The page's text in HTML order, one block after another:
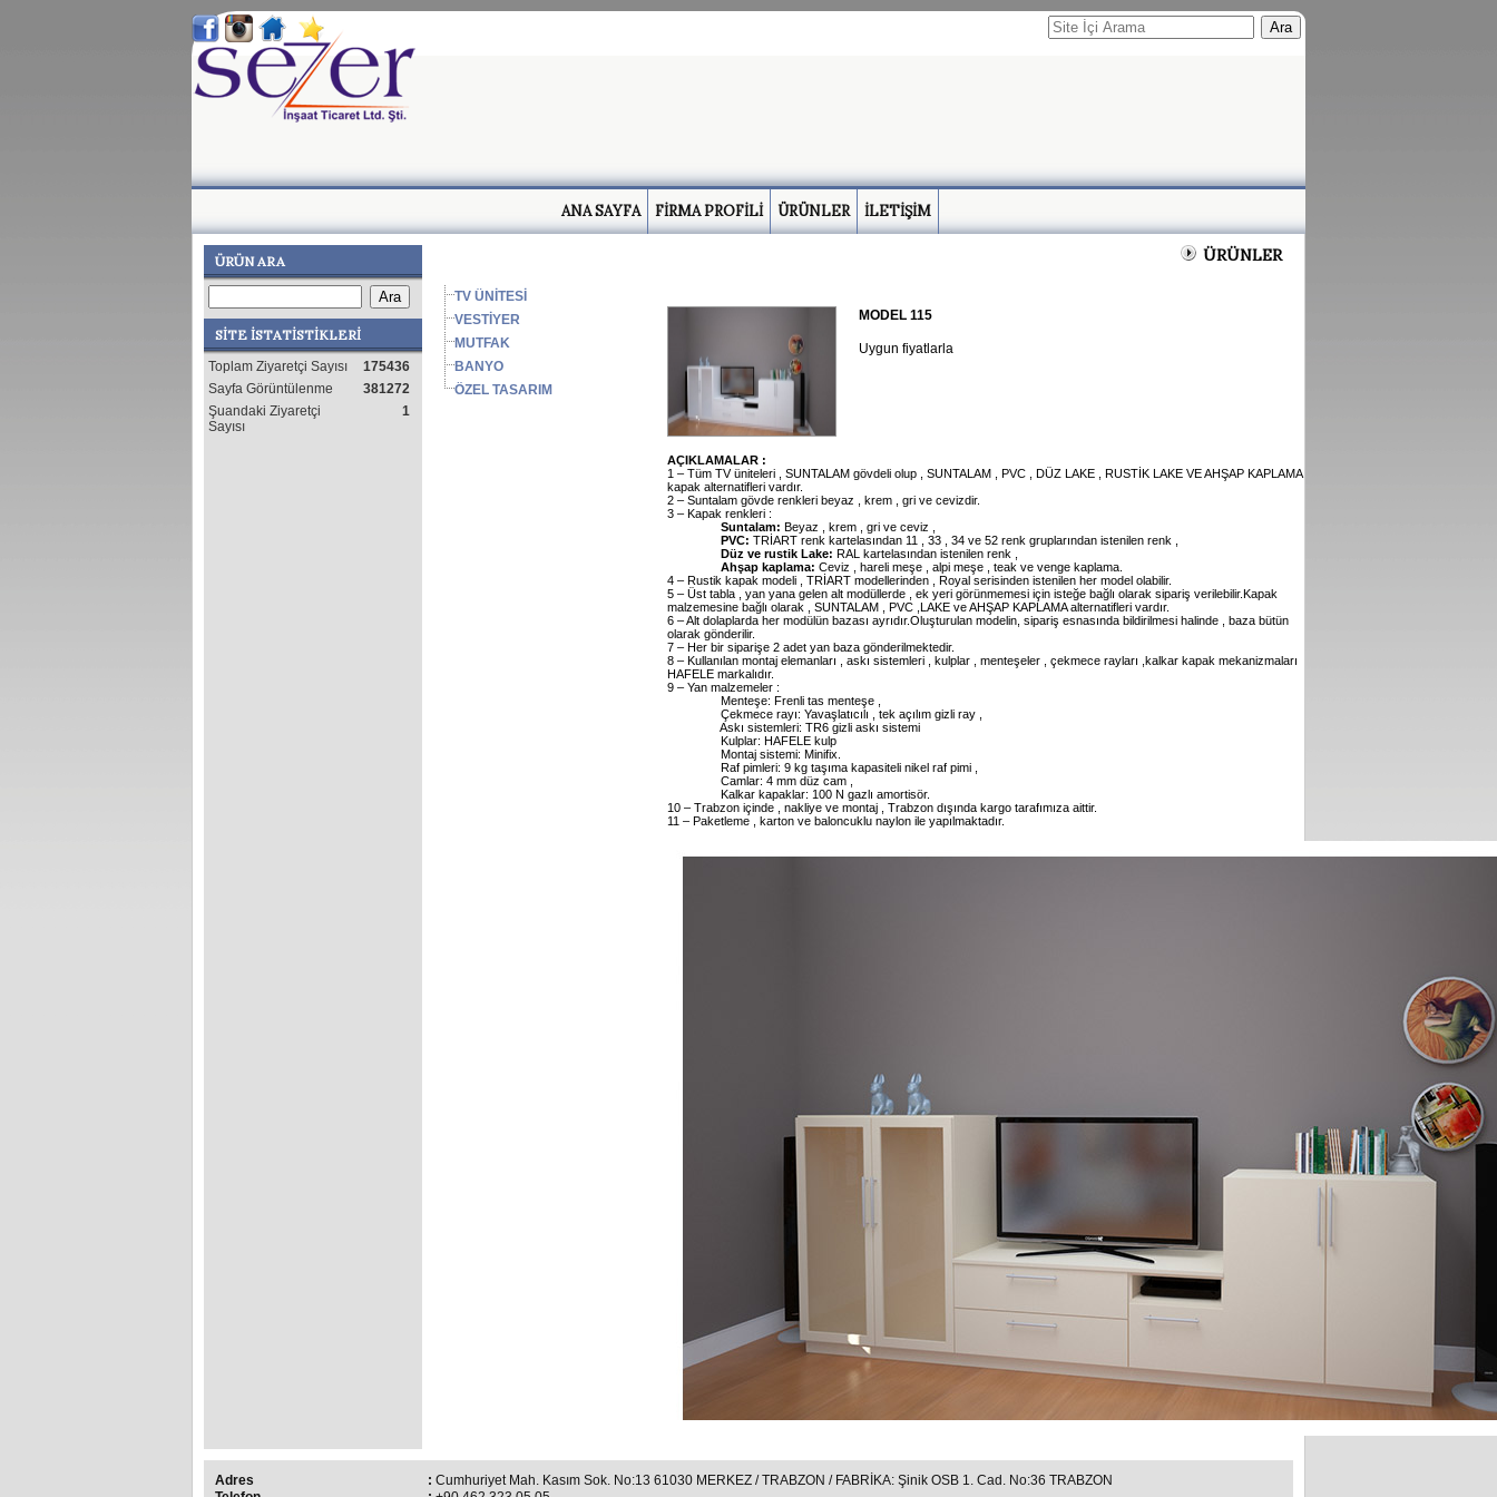
Ara
ANA SAYFA FİRMA PROFİLİ ÜRÜNLER İLETİŞİM
ÜRÜN ARA
SİTE İSTATİSTİKLERİ
Toplam Ziyaretçi Sayısı
175436
Sayfa Görüntülenme
381272
Şuandaki Ziyaretçi
Sayısı
1
ÜRÜNLER
MODEL 115
Uygun fiyatlarla
AÇIKLAMALAR :
1 – Tüm TV üniteleri , SUNTALAM gövdeli olup , SUNTALAM , PVC , DÜZ LAKE , RUSTİK LAKE VE AHŞAP KAPLAMA
kapak alternatifleri vardır.
2 – Suntalam gövde renkleri beyaz , krem , gri ve cevizdir.
3 – Kapak renkleri :
Suntalam: Beyaz , krem , gri ve ceviz ,
PVC: TRİART renk kartelasından 11 , 33 , 34 ve 52 renk gruplarından istenilen renk ,
Düz ve rustik Lake: RAL kartelasından istenilen renk ,
Ahşap kaplama:Ceviz , hareli meşe , alpi meşe , teak ve venge kaplama.
4 – Rustik kapak modeli , TRİART modellerinden , Royal serisinden istenilen her model olabilir.
5 – Üst tabla , yan yana gelen alt modüllerde , ek yeri görünmemesi için isteğe bağlı olarak sipariş verilebilir.Kapak
malzemesine bağlı olarak , SUNTALAM , PVC ,LAKE ve AHŞAP KAPLAMA alternatifleri vardır.
6 – Alt dolaplarda her modülün bazası ayrıdır.Oluşturulan modelin, sipariş esnasında bildirilmesi halinde , baza bütün
olarak gönderilir.
7 – Her bir siparişe 2 adet yan baza gönderilmektedir.
8 – Kullanılan montaj elemanları , askı sistemleri , kulplar , menteşeler , çekmece rayları ,kalkar kapak mekanizmaları
HAFELE markalıdır.
9 – Yan malzemeler :
Menteşe: Frenli tas menteşe ,
Çekmece rayı: Yavaşlatıcılı , tek açılım gizli ray ,
Askı sistemleri: TR6 gizli askı sistemi
Kulplar: HAFELE kulp
Montaj sistemi: Minifix.
Raf pimleri: 9 kg taşıma kapasiteli nikel raf pimi ,
Camlar: 4 mm düz cam ,
Kalkar kapaklar: 100 N gazlı amortisör.
10 – Trabzon içinde , nakliye ve montaj , Trabzon dışında kargo tarafımıza aittir.
11 – Paketleme , karton ve baloncuklu naylon ile yapılmaktadır.
TV ÜNİTESİ
VESTİYER
MUTFAK
BANYO
ÖZEL TASARIM
Adres : Cumhuriyet Mah. Kasım Sok. No:13 61030 MERKEZ / TRABZON / FABRİKA: Şinik OSB 1. Cad. No:36 TRABZON